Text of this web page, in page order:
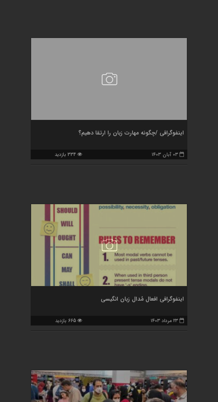
اینفوگرافی /چگونه مهارت زبان را ارتقا دهیم؟
۰۳ آبان ۱۴۰۳ 334 بازدید
اینفوگرافی افعال مُدال زبان انگیسی
۲۳ مرداد ۱۴۰۳ 665 بازدید